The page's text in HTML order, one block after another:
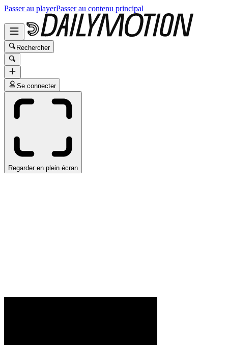
Passer au playerPasser au contenu principal
Rechercher
Se connecter
Regarder en plein écran